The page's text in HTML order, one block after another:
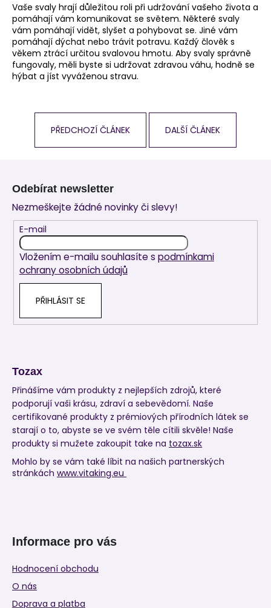
Vaše svaly hrají důležitou roli při udržování vašeho života a
pomáhají vám komunikovat se světem. Některé svaly
vám pomáhají vidět, slyšet a pohybovat se. Jiné vám
pomáhají dýchat nebo trávit potravu. Každý člověk s
věkem ztrácí určitou svalovou hmotu. Aby svaly správně
fungovaly, měli byste si udržovat zdravou váhu, hodně se
hýbat a jíst vyváženou stravu.
PŘEDCHOZÍ ČLÁNEK DALŠÍ ČLÁNEK
Odebírat newsletter
Nezmeškejte žádné novinky či slevy!
E-mail
Vložením e-mailu souhlasíte s podmínkami
ochrany osobních údajů
PŘIHLÁSIT SE
Tozax
Přinášíme vám produkty z nejlepších zdrojů, které
podporují vaši krásu, zdraví a sebevědomí. Naše
certifikované produkty z prémiových přírodních látek se
starají o to, abyste se ve svém těle cítili skvěle! Naše
produkty si mužete zakoupit take na tozax.sk
Mohlo by se vám také líbit na našich partnerských
stránkách www.vitaking.eu
Informace pro vás
Hodnocení obchodu
O nás
Doprava a platba